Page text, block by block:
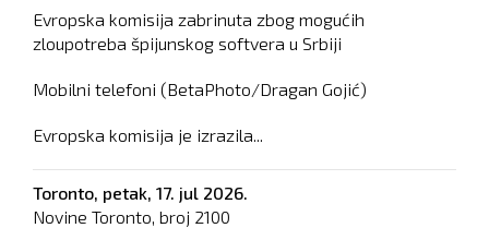
Evropska komisija zabrinuta zbog mogućih
zloupotreba špijunskog softvera u Srbiji
Mobilni telefoni (BetaPhoto/Dragan Gojić)
Evropska komisija je izrazila...
Toronto, petak, 17. jul 2026.
Novine Toronto, broj 2100